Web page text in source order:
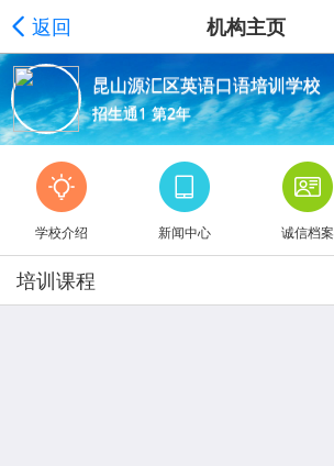
返回 机构主页
昆山源汇区英语口语培训学校
招生通1 第2年
学校介绍 新闻中心 诚信档案
培训课程